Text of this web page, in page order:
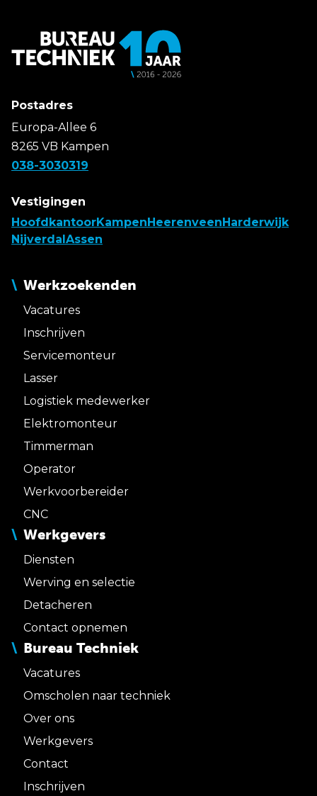
Postadres
Europa-Allee 6
8265 VB Kampen
038-3030319
Vestigingen
HoofdkantoorKampen Heerenveen Harderwijk
Nijverdal Assen
Werkzoekenden
Vacatures
Inschrijven
Servicemonteur
Lasser
Logistiek medewerker
Elektromonteur
Timmerman
Operator
Werkvoorbereider
CNC
Werkgevers
Diensten
Werving en selectie
Detacheren
Contact opnemen
Bureau Techniek
Vacatures
Omscholen naar techniek
Over ons
Werkgevers
Contact
Inschrijven